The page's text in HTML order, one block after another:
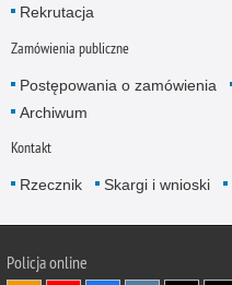
Rekrutacja
Zamówienia publiczne
Postępowania o zamówienia
Archiwum
Kontakt
Rzecznik Skargi i wnioski
Policjaonline